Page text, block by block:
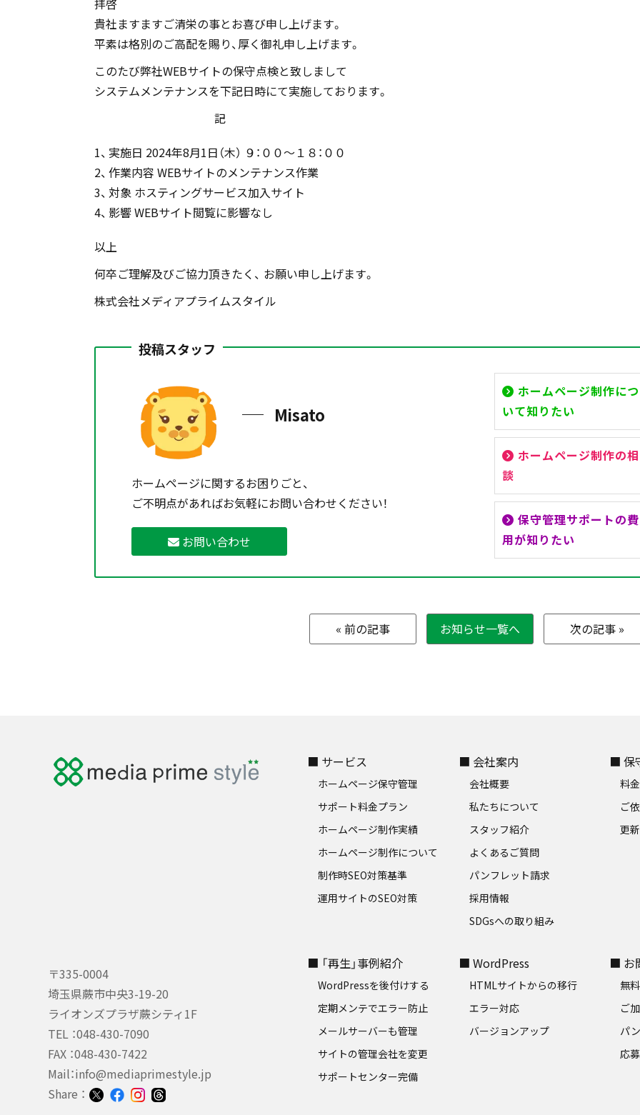
拝啓
貴社ますますご清栄の事とお喜び申し上げます。
平素は格別のご高配を賜り、厚く御礼申し上げます。
このたび弊社WEBサイトの保守点検と致しまして
システムメンテナンスを下記日時にて実施しております。
記
実施日 2024年8月1日（木） ９：００～１８：００
作業内容 WEBサイトのメンテナンス作業
対象 ホスティングサービス加入サイト
影響WEBサイト閲覧に影響なし
以上
何卒ご理解及びご協力頂きたく、 お願い申し上げます。
株式会社メディアプライムスタイル
投稿スタッフ
Misato
ホームページに関するお困りごと、
ご不明点があればお気軽にお問い合わせください！
お問い合わせ
ホームページ制作につ
いて知りたい
ホームページ制作の相
談
保守管理サポートの費
用が知りたい
« 前の記事 お知らせ一覧へ 次の記事 »
〒335-0004
埼玉県蕨市中央3-19-20
ライオンズプラザ蕨シティ1F
TEL ：048-430-7090
FAX ：048-430-7422
Mail：info@mediaprimestyle.jp
Share ：
■ サービス
ホームページ保守管理
サポート料金プラン
ホームページ制作実績
ホームページ制作について
制作時SEO対策基準
運用サイトのSEO対策
■ 会社案内
会社概要
私たちについて
スタッフ紹介
よくあるご質問
パンフレット請求
採用情報
SDGsへの取り組み
■ 保
料
ご
更
■ 「再生」事例紹介
WordPressを後付けする
定期メンテでエラー防止
メールサーバーも管理
サイトの管理会社を変更
サポートセンター完備
■ WordPress
HTMLサイトからの移行
エラー対応
バージョンアップ
■ お
無
ご
パ
応